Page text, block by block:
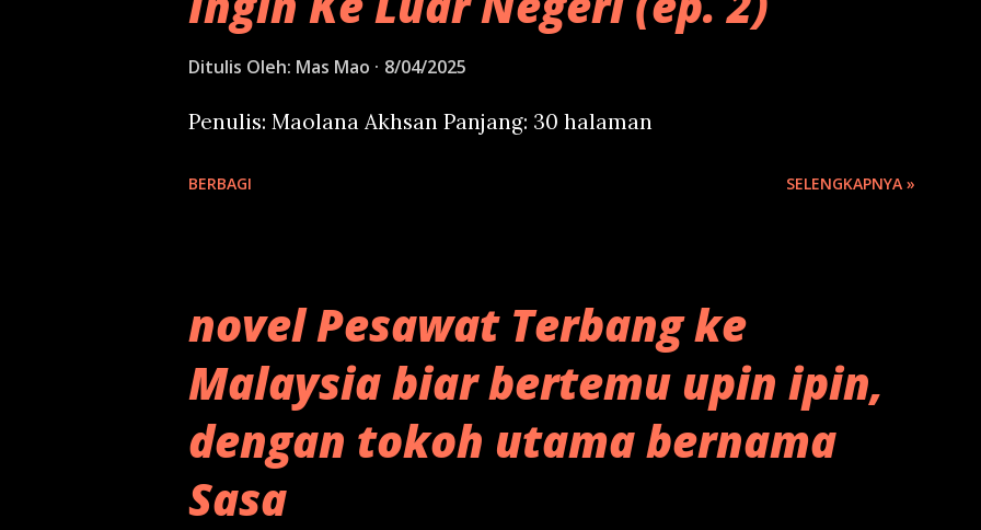
Ditulis Oleh: Mas Mao 8/04/2025
Penulis: Maolana Akhsan Panjang: 30 halaman
BERBAGI SELENGKAPNYA »
novel Pesawat Terbang ke
Malaysia biar bertemu upin ipin,
dengan tokoh utama bernama
Sasa